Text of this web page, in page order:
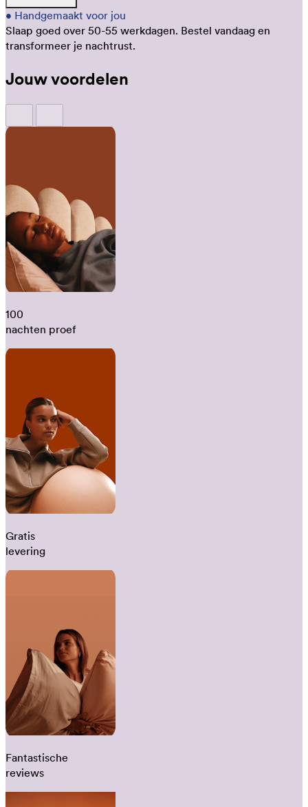
• Handgemaakt voor jou
Slaap goed over 50-55 werkdagen. Bestel vandaag en
transformeer je nachtrust.
Jouw voordelen
100
nachten proef
Gratis
levering
Fantastische
reviews